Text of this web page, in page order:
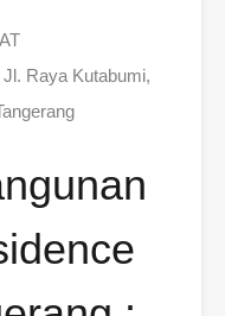
Raya Kutabumi,